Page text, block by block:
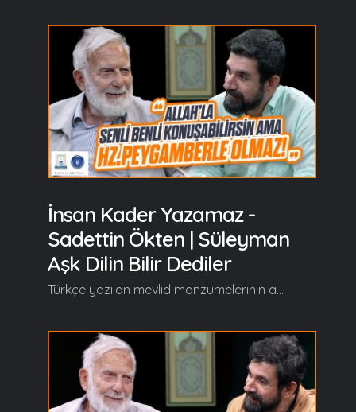
İnsan Kader Yazamaz -
Sadettin Ökten | Süleyman
Aşk Dilin Bilir Dediler
Türkçe yazılan mevlid manzumelerinin arasında özel bir yere sahip olan, Süleyman Çelebi’nin aşkla kaleme aldığı Vesîlet’ün Necât (Mevlid-i Şerif) eserini Prof. Dr. Sadeddin Ökten’le birlikte "Süleyman Aşk Dilin Bilir Dediler" programında hem okuyup hem de şerh ediyoruz… Süleyman Aşk Dilin Bilir Dediler'in yeni bölümünde başlıca şunlar konuşuldu; Serdar Tuncer: İnsan hayata dair planlar yapar, hazırlıklar yapar, gayret eder, uğraşır neticede bir şeyler olur ve bazen yanılıp yakılıp ben bunu böyle yaptım zanneder halbuki mevla ona bir şeyi nasip etmiştir ama pek çoğu farkında değildir bunun. Şimdi bakınız bu programda fakir sevdiğimle sevdiğimi konuşuyorum ve adı da benim işim oluyor. Hamd ettim programa girerken Cenab-ı Hakk ne güzel bir yerde istihdam etmiş diye çünkü istihdam eden de o... Öyle değil mi efendim? Sadeddin Ökten: Başka fail yok ki zaten. Hep aynı mevzu üzerinde dönüyoruz ama hakikat bir, değişmiyor, başka fail yok... La faile illallah. Ama renkler, şekiller, tecelliyat bize göre namütenahi. Aklımız ermiyor, gönlümüz yakalayamıyor zaten gözümüzün, kulağımızın fevkalade ötesinde ama böyle yani... Zaten çok renkli bir hayat yarattığı, yarattıkları, yarattıklarından sadır olanlar ama tek fail o. Bizim bu programda işte onun bir benzeri. Bir küçük iz düşümü hayata dair... Bir stüdyoda, İstanbul'un bir mutena semtinde, bir dost muhabbeti, teknolojinin imkanları kullanılıyor ama konuştuğumuz şeyler muhabbete dair, aşka dair, Hazreti Süleyman Çelebi'ye dair, dini tabirle onun söylemine dair... Devamı videoda... Gelin, Beraber Yürüyelim...